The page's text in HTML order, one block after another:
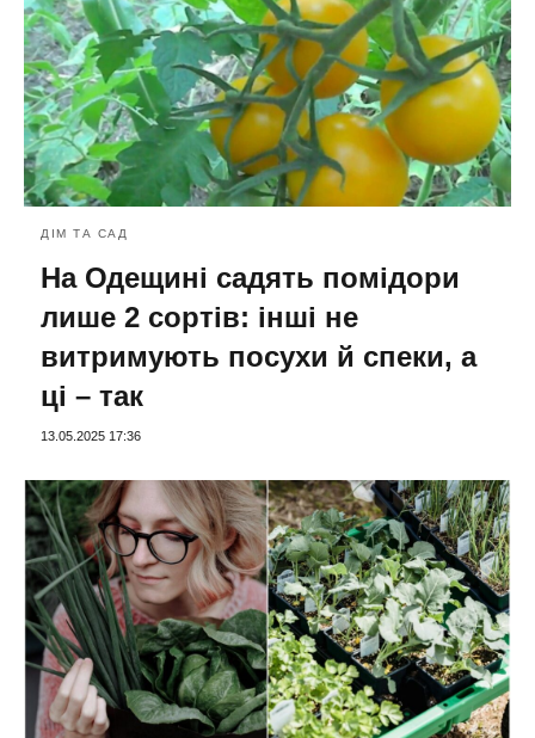
ДІМ ТА САД
На Одещині садять помідори
лише 2 сортів: інші не
витримують посухи й спеки, а
ці – так
13.05.2025 17:36